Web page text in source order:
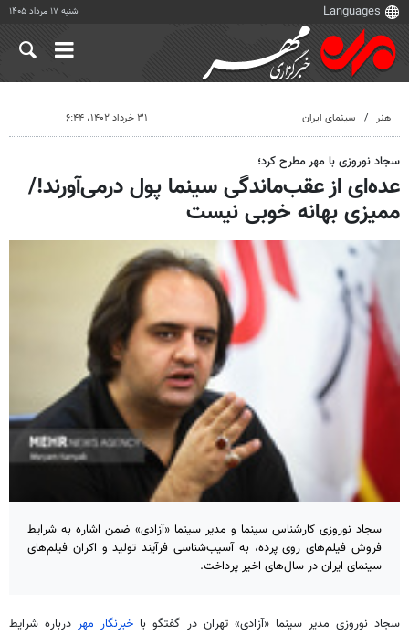
شنبه ۱۷ مرداد ۱۴۰۵
هنر سینمای ایران ۳۱ خرداد ۱۴۰۲، ۶:۴۴
سجاد نوروزی با مهر مطرح کرد؛
عده‌ای از عقب‌ماندگی سینما پول درمی‌آورند!/
ممیزی بهانه خوبی نیست
سجاد نوروزی کارشناس سینما و مدیر سینما «آزادی» ضمن اشاره به شرایط
فروش فیلم‌های روی پرده، به آسیب‌شناسی فرآیند تولید و اکران فیلم‌های
سینمای ایران در سال‌های اخیر پرداخت.
سجاد نوروزی مدیر سینما «آزادی» تهران در گفتگو با خبرنگار مهر درباره شرایط